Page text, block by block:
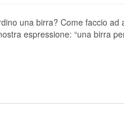
una birra? Come faccio ad
espressione: “una birra